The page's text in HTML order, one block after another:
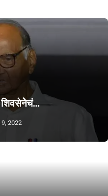
शिवसेनेचं…
9, 2022